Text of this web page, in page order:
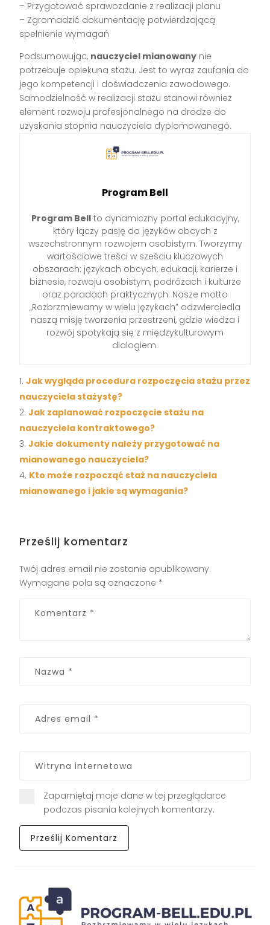
– Przygotować sprawozdanie z realizacji planu
– Zgromadzić dokumentację potwierdzającą
spełnienie wymagań
Podsumowując, nauczyciel mianowany nie
potrzebuje opiekuna stażu. Jest to wyraz zaufania do
jego kompetencji i doświadczenia zawodowego.
Samodzielność w realizacji stażu stanowi również
element rozwoju profesjonalnego na drodze do
uzyskania stopnia nauczyciela dyplomowanego.
Program Bell
Program Bellto dynamiczny portal edukacyjny,
który łączy pasję do języków obcych z
wszechstronnym rozwojem osobistym. Tworzymy
wartościowe treści w sześciu kluczowych
obszarach: językach obcych, edukacji, karierze i
biznesie, rozwoju osobistym, podróżach i kulturze
oraz poradach praktycznych. Nasze motto
„Rozbrzmiewamy w wielu językach” odzwierciedla
naszą misję tworzenia przestrzeni, gdzie wiedza i
rozwój spotykają się z międzykulturowym
dialogiem.
Jak wygląda procedura rozpoczęcia stażu przez
nauczyciela stażystę?
Jak zaplanować rozpoczęcie stażu na
nauczyciela kontraktowego?
Jakie dokumenty należy przygotować na
mianowanego nauczyciela?
Kto może rozpocząć staż na nauczyciela
mianowanego i jakie są wymagania?
Prześlij komentarz
Twój adres email nie zostanie opublikowany.
Wymagane pola są oznaczone *
Zapamiętaj moje dane w tej przeglądarce
podczas pisania kolejnych komentarzy.